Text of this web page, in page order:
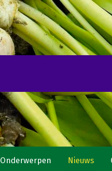
Onderwerpen Nieuws